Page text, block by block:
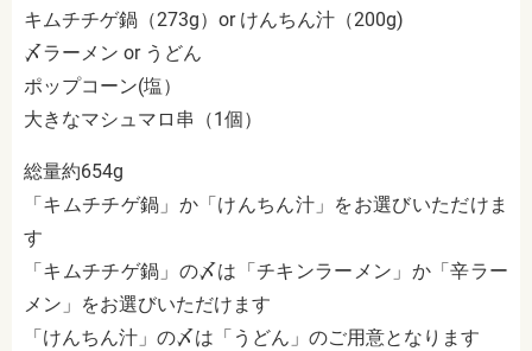
キムチチゲ鍋（273g）or けんちん汁（200g)
〆ラーメン or うどん
ポップコーン(塩）
大きなマシュマロ串（1個）
総量約654g
「キムチチゲ鍋」か「けんちん汁」をお選びいただけま
す
「キムチチゲ鍋」の〆は「チキンラーメン」か「辛ラー
メン」をお選びいただけます
「けんちん汁」の〆は「うどん」のご用意となります